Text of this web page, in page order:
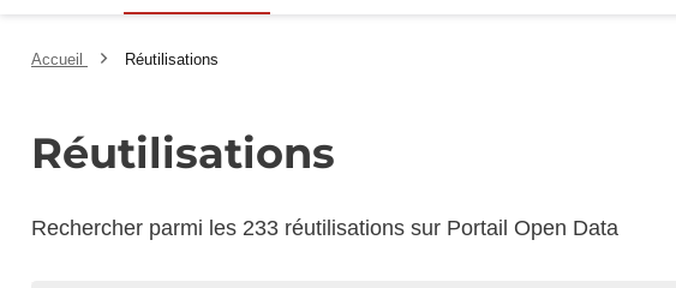
Accueil Réutilisations
Réutilisations
Rechercher parmi les 233 réutilisations sur Portail Open Data